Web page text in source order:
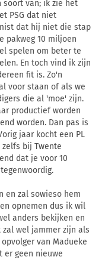
soort van; ik zie het
PSG dat niet
dat hij niet die stap
pakweg 10 miljoen
spelen om beter te
En toch vind ik zijn
fit is. Zo'n
voor staan of als we
die al 'moe' zijn.
productief worden
worden. Dan pas is
jaar kocht een PL
bij Twente
dat je voor 10
en zal sowieso hem
opnemen dus ik wil
anders bekijken en
wel jammer zijn als
van Madueke
er geen nieuwe